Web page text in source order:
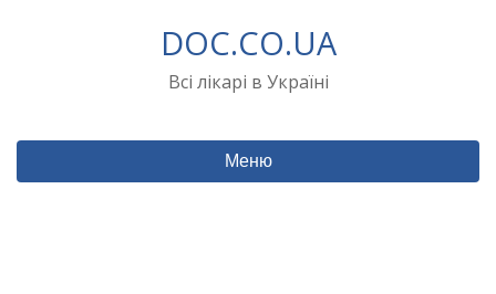
DOC.CO.UA
Всі лікарі в Україні
Меню